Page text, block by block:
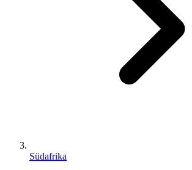
Südafrika